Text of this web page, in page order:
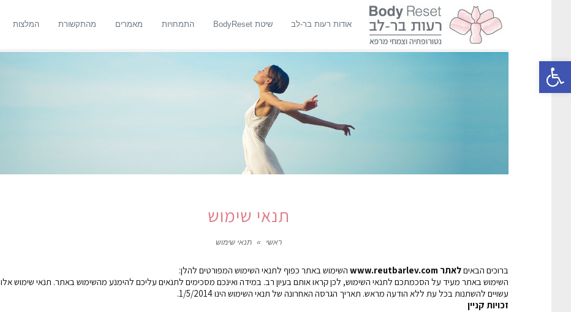
פתח סרגל נגישות
אודות רעות בר-לב שיטת BodyReset התמחויות מאמרים מהתקשורת המלצות
תנאי שימוש
ראשי » תנאי שימוש
ברוכים הבאיםלאתר www.reutbarlev.com
השימוש באתר כפוף לתנאי השימוש המפורטים להלן:
השימוש באתר מעיד על הסכמתכם לתנאי השימוש, לכן קראו אותם בעיון רב. במידה ואינכם מסכימים לתנאים עליכם להימנע מהשימוש באתר. תנאי שימוש אלו
עשויים להשתנות בכל עת ללא הודעה מראש. תאריך הגרסה האחרונה של תנאי השימוש הינו 1/5/2014.
זכויות קניין